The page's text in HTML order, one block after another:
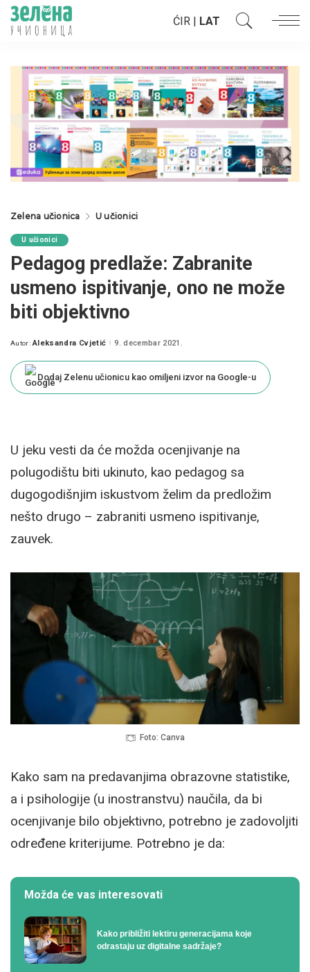
ĆIR | LAT
Zelena učionica U učionici
U učionici
Pedagog predlaže: Zabranite
usmeno ispitivanje, ono ne može
biti objektivno
Posted
Autor: Aleksandra Cvjetić 9. decembar 2021.
Dodaj Zelenu učionicu kao omiljeni izvor na Google-u
U jeku vesti da će možda ocenjivanje na
polugodištu biti ukinuto, kao pedagog sa
dugogodišnjim iskustvom želim da predložim
nešto drugo – zabraniti usmeno ispitivanje,
zauvek.
Foto: Canva
Kako sam na predavanjima obrazovne statistike,
a i psihologije (u inostranstvu) naučila, da bi
ocenjivanje bilo objektivno, potrebno je zadovoljiti
određene kriterijume. Potrebno je da:
Možda će vas interesovati
Kako približiti lektiru generacijama koje
odrastaju uz digitalne sadržaje?